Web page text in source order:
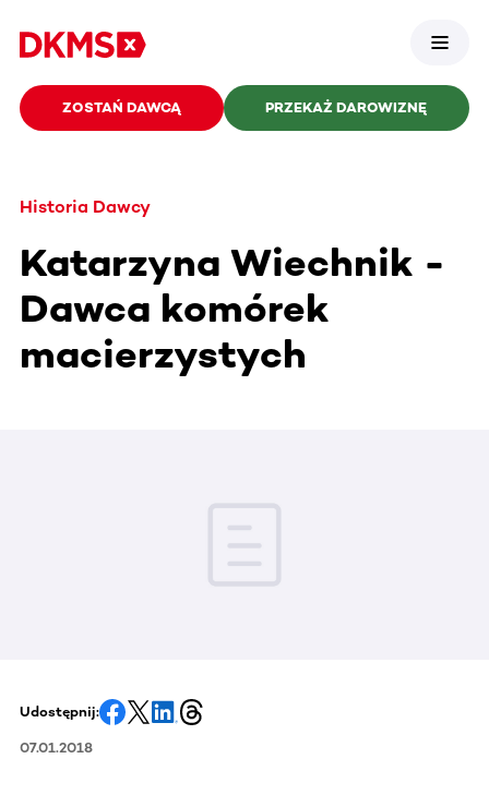
ZOSTAŃ DAWCĄ PRZEKAŻ DAROWIZNĘ
Historia Dawcy
Katarzyna Wiechnik -
Dawca komórek
macierzystych
Udostępnij:
07.01.2018